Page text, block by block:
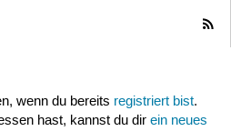
wenn du bereits registriert bist.
hast, kannst du dir ein neues